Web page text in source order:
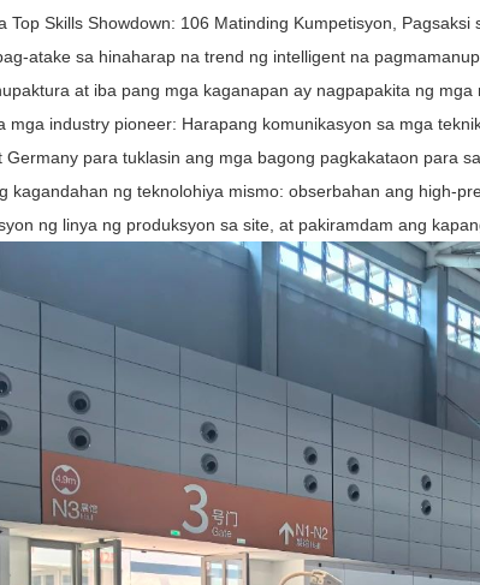
Top Skills Showdown: 106 Matinding Kumpetisyon,
atake sa hinaharap na trend ng intelligent na
at iba pang mga kaganapan ay nagpapakita ng mga
mga industry pioneer: Harapang komunikasyon sa mga
Germany para tuklasin ang mga bagong pagkakataon para
kagandahan ng teknolohiya mismo: obserbahan ang high-
ng linya ng produksyon sa site, at pakiramdam ang